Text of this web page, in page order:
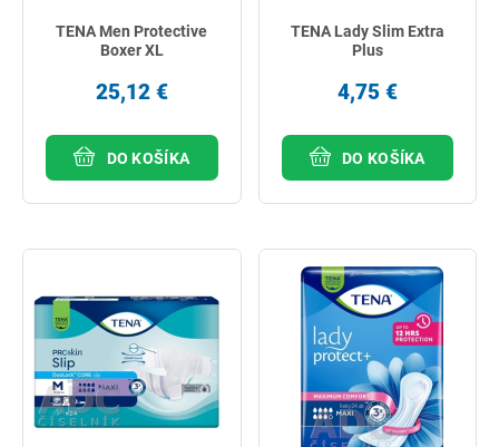
TENA Men Protective
Boxer XL
25,12 €
DO KOŠÍKA
TENA Lady Slim Extra
Plus
4,75 €
DO KOŠÍKA